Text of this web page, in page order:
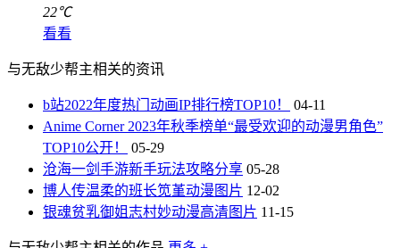
22℃
看看
与无敌少帮主相关的资讯
b站2022年度热门动画IP排行榜TOP10！
04-11
Anime Corner 2023年秋季榜单“最受欢迎的动漫男角色”
TOP10公开！
05-29
沧海一剑手游新手玩法攻略分享 05-28
博人传温柔的班长笕堇动漫图片 12-02
银魂贫乳御姐志村妙动漫高清图片 11-15